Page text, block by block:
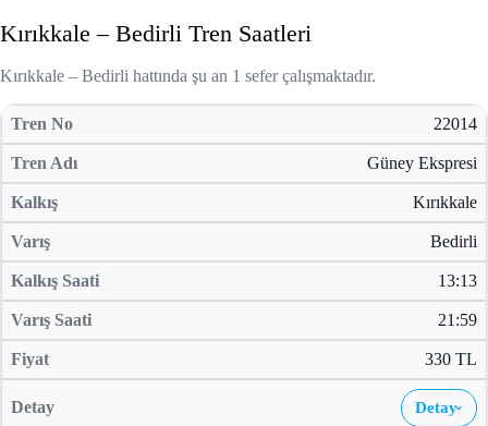
Kırıkkale – Bedirli Tren Saatleri
Kırıkkale – Bedirli hattında şu an 1 sefer çalışmaktadır.
22014
Güney Ekspresi
Kırıkkale
Bedirli
13:13
21:59
330 TL
Detay›